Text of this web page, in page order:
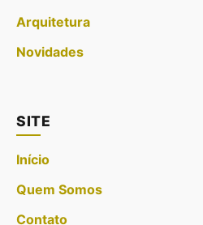
Arquitetura
Novidades
SITE
Início
Quem Somos
Contato